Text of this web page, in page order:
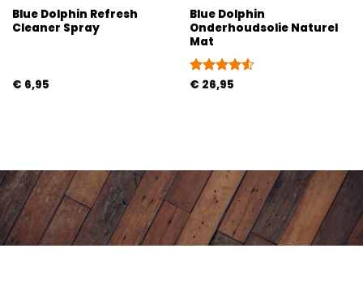
Blue Dolphin Refresh
Cleaner Spray
€ 6,95
Blue Dolphin
Onderhoudsolie Naturel
Mat
Gewaardeerd
€ 26,95